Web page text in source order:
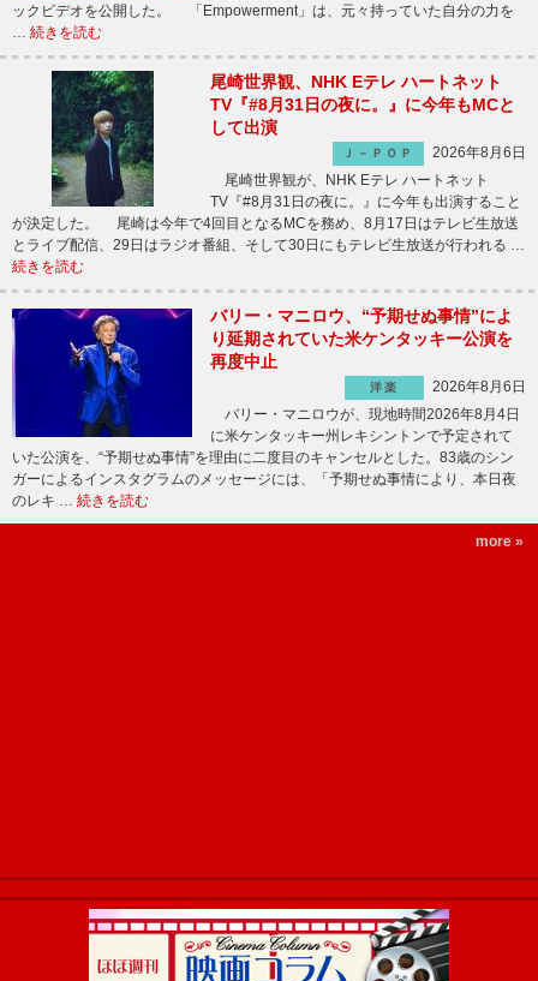
ックビデオを公開した。 「Empowerment」は、元々持っていた自分の力を
… 続きを読む
尾崎世界観、NHK Eテレ ハートネット
TV『#8月31日の夜に。』に今年もMCと
して出演
Ｊ－ＰＯＰ
2026年8月6日
尾崎世界観が、NHK Eテレ ハートネット
TV『#8月31日の夜に。』に今年も出演すること
が決定した。 尾崎は今年で4回目となるMCを務め、8月17日はテレビ生放送
とライブ配信、29日はラジオ番組、そして30日にもテレビ生放送が行われる …
続きを読む
バリー・マニロウ、“予期せぬ事情”によ
り延期されていた米ケンタッキー公演を
再度中止
洋楽
2026年8月6日
バリー・マニロウが、現地時間2026年8月4日
に米ケンタッキー州レキシントンで予定されて
いた公演を、“予期せぬ事情”を理由に二度目のキャンセルとした。83歳のシン
ガーによるインスタグラムのメッセージには、「予期せぬ事情により、本日夜
のレキ … 続きを読む
more »